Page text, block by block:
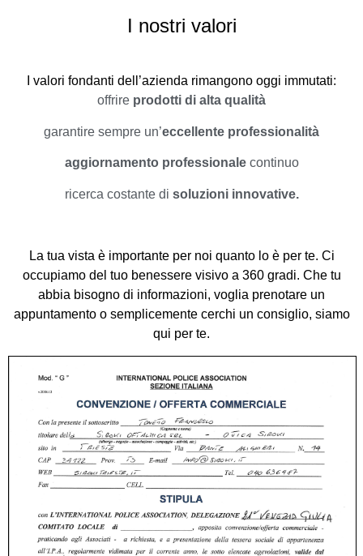
I nostri valori
I valori fondanti dell’azienda rimangono oggi immutati:
offrire prodotti di alta qualità
garantire sempre un’eccellente professionalità
aggiornamento professionalecontinuo
ricerca costante di soluzioni innovative.
La tua vista è importante per noi quanto lo è per te. Ci
occupiamo del tuo benessere visivo a 360 gradi. Che tu
abbia bisogno di informazioni, voglia prenotare un
appuntamento o semplicemente cerchi un consiglio, siamo
qui per te.